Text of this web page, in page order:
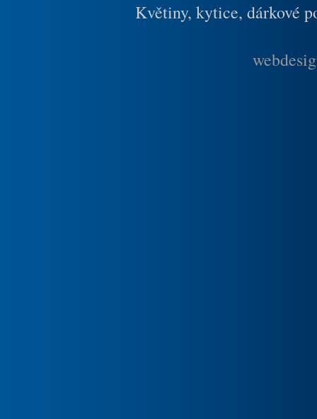
Květiny, kytice, dárkové